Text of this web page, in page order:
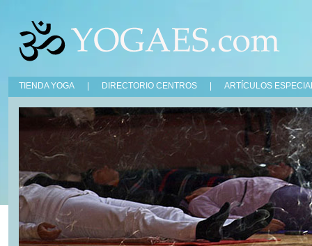
TIENDA YOGA DIRECTORIO CENTROS ARTÍCULOS